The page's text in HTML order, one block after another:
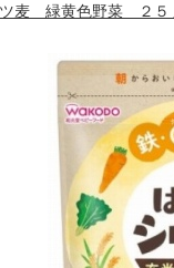
麦 緑黄色野菜 ２５